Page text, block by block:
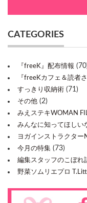
CATEGORIES
『freeK』配布情報
『freeKカフェ＆読者
すっきり収納術 (71)
その他 (2)
みえステキWOMAN
みんなに知ってほしい
ヨガインストラクター
今月の特集 (73)
編集スタッフのこぼれ
野菜ソムリエプロ